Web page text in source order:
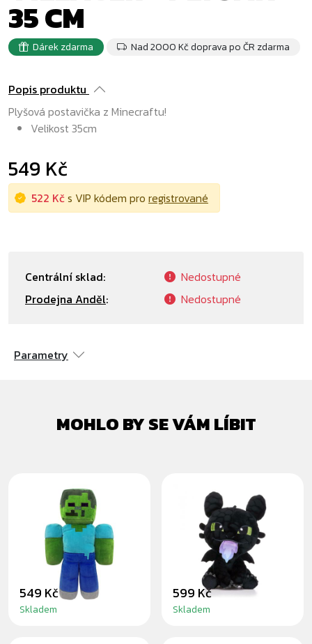
35 CM
Dárek zdarma Nad 2000 Kč doprava po ČR zdarma
Popis produktu
Plyšová postavička z Minecraftu!
Velikost 35cm
549 Kč
522 Kčs VIP kódem pro registrované
Centrální sklad:
Nedostupné
Prodejna Anděl: Nedostupné
Parametry
MOHLO BY SE VÁM LÍBIT
MINECRAFT
ZOMBIE - PLYŠÁK
30CM
549 Kč
Skladem
BEZZUBKA FIRE
30CM - PLYŠÁK
599 Kč
Skladem